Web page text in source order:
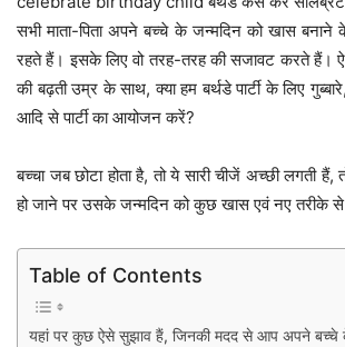
सभी माता-पिता अपने बच्चे के जन्मदिन को खास बनाने
रहते हैं। इसके लिए वो तरह-तरह की सजावट करते हैं।
की बढ़ती उम्र के साथ, क्या हम बर्थडे पार्टी के लिए
आदि से पार्टी का आयोजन करें?
बच्चा जब छोटा होता है, तो ये सारी चीजें अच्छी लगती
हो जाने पर उसके जन्मदिन को कुछ खास एवं नए तरीके से
Table of Contents
यहां पर कुछ ऐसे सुझाव हैं, जिनकी मदद से आप अपने बच्चे